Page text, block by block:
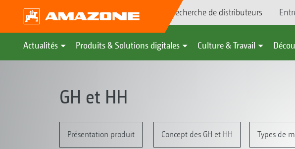
Recherche de distributeurs
Actualités Produits & Solutions digitales Culture & Travail
GH et HH
Présentation produit Concept des GH et HH Types de